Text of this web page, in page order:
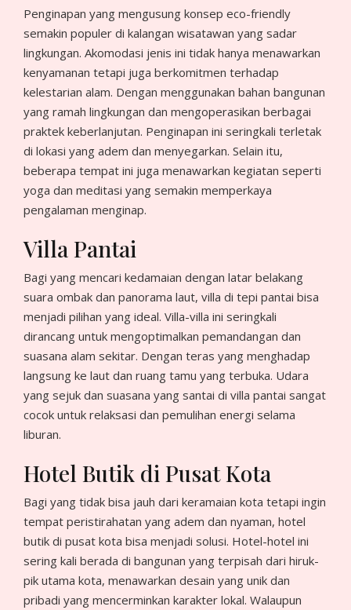
Penginapan yang mengusung konsep eco-friendly
semakin populer di kalangan wisatawan yang sadar
lingkungan. Akomodasi jenis ini tidak hanya menawarkan
kenyamanan tetapi juga berkomitmen terhadap
kelestarian alam. Dengan menggunakan bahan bangunan
yang ramah lingkungan dan mengoperasikan berbagai
praktek keberlanjutan. Penginapan ini seringkali terletak
di lokasi yang adem dan menyegarkan. Selain itu,
beberapa tempat ini juga menawarkan kegiatan seperti
yoga dan meditasi yang semakin memperkaya
pengalaman menginap.
Villa Pantai
Bagi yang mencari kedamaian dengan latar belakang
suara ombak dan panorama laut, villa di tepi pantai bisa
menjadi pilihan yang ideal. Villa-villa ini seringkali
dirancang untuk mengoptimalkan pemandangan dan
suasana alam sekitar. Dengan teras yang menghadap
langsung ke laut dan ruang tamu yang terbuka. Udara
yang sejuk dan suasana yang santai di villa pantai sangat
cocok untuk relaksasi dan pemulihan energi selama
liburan.
Hotel Butik di Pusat Kota
Bagi yang tidak bisa jauh dari keramaian kota tetapi ingin
tempat peristirahatan yang adem dan nyaman, hotel
butik di pusat kota bisa menjadi solusi. Hotel-hotel ini
sering kali berada di bangunan yang terpisah dari hiruk-
pik utama kota, menawarkan desain yang unik dan
pribadi yang mencerminkan karakter lokal. Walaupun